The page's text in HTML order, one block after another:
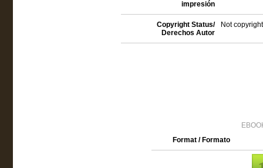
impresión
Copyright Status/
Derechos Autor
Not
Format / Formato